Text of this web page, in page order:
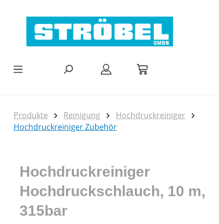
Produkte Reinigung
Hochdruckreiniger
Hochdruckreiniger Zubehör
Hochdruckreiniger
Hochdruckschlauch, 10 m,
315bar